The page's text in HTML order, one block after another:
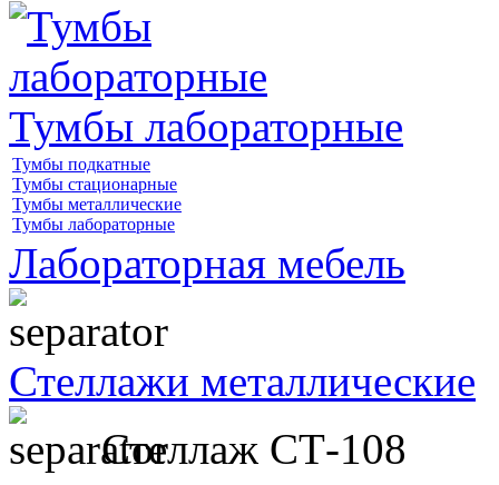
Тумбы лабораторные
Тумбы подкатные
Тумбы стационарные
Тумбы металлические
Тумбы лабораторные
Лабораторная мебель
Стеллажи металлические
Стеллаж СТ-108